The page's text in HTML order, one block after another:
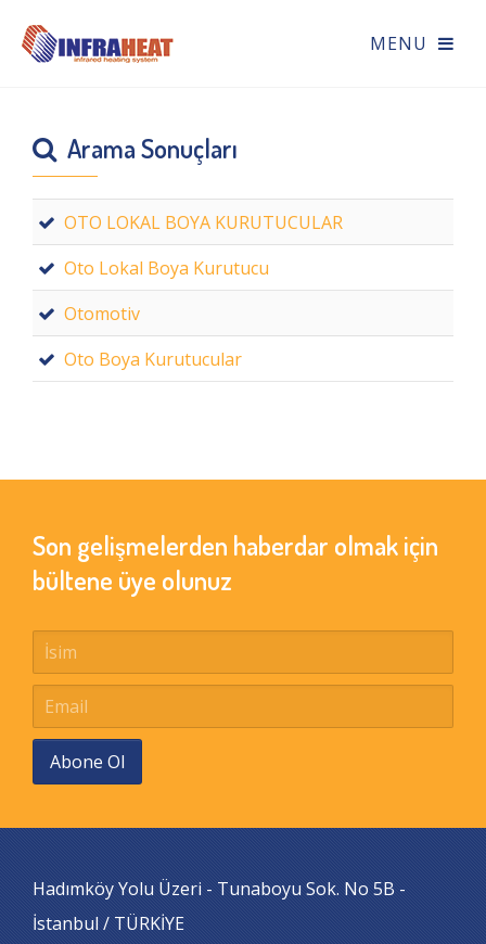
Arama Sonuçları
OTO LOKAL BOYA KURUTUCULAR
Oto Lokal Boya Kurutucu
Otomotiv
Oto Boya Kurutucular
Son gelişmelerden haberdar olmak için
bültene üye olunuz
Abone Ol
Hadımköy Yolu Üzeri - Tunaboyu Sok. No 5B -
İstanbul / TÜRKİYE